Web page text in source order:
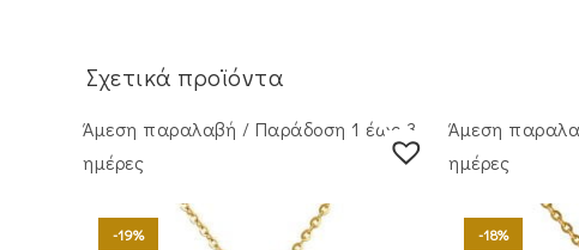
Σχετικά προϊόντα
Άμεση παραλαβή / Παράδoση 1 έως 3
ημέρες
-19%
Άμεση
ημέρες
-18%